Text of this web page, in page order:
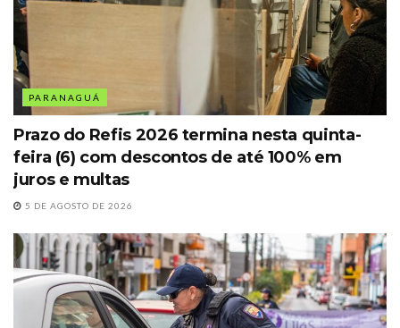
PARANAGUÁ
Prazo do Refis 2026 termina nesta quinta-
feira (6) com descontos de até 100% em
juros e multas
5 DE AGOSTO DE 2026